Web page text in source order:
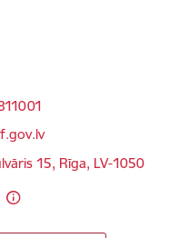
15, Rīga, LV-1050